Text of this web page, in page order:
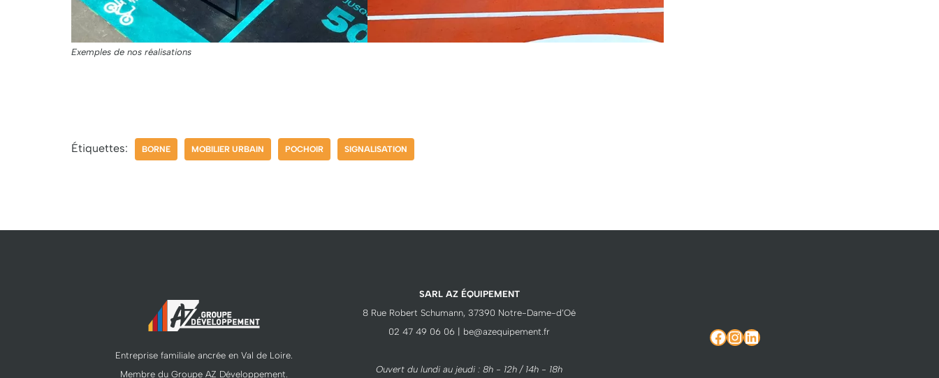
Exemples de nos réalisations
Étiquettes: BORNE MOBILIER URBAIN POCHOIR SIGNALISATION
Entreprise familiale ancrée en Val de Loire.
Membre du Groupe AZ Développement.
SARL AZ ÉQUIPEMENT
8 Rue Robert Schumann, 37390 Notre-Dame-d’Oé
02 47 49 06 06 | be@azequipement.fr
Ouvert du lundi au jeudi : 8h - 12h / 14h - 18h